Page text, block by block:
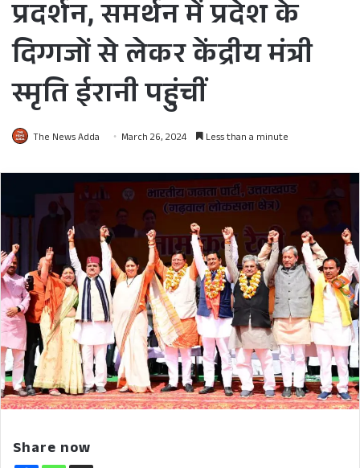
प्रदर्शन, समर्थन में प्रदेश के
दिग्गजों से लेकर केंद्रीय मंत्री
स्मृति ईरानी पहुंचीं
The News Adda March 26, 2024 Less than a minute
Share now